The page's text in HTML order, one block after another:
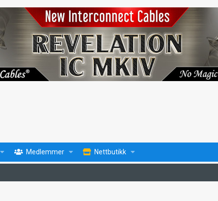
Medlemmer Nettbutikk